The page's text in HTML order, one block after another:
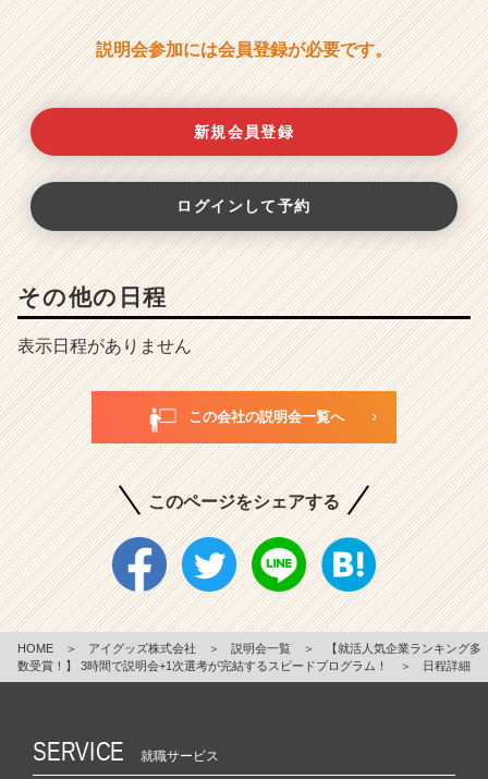
説明会参加には会員登録が必要です。
新規会員登録
ログインして予約
その他の日程
表示日程がありません
この会社の説明会一覧へ
このページをシェアする
HOME ＞ アイグッズ株式会社 ＞ 説明会一覧 ＞
【就活人気企業ランキング多
数受賞！】 3時間で説明会+1次選考が完結するスピードプログラム！
＞ 日程詳細
SERVICE 就職サービス